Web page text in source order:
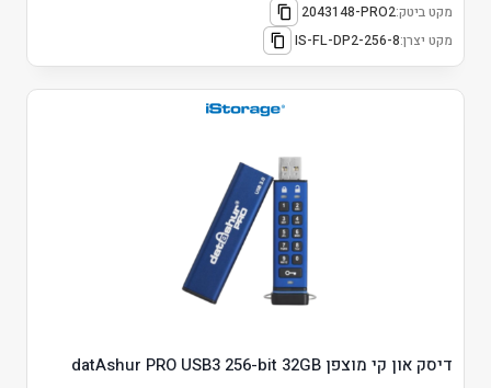
מקט ביטק:2043148-PRO2
מקט יצרן:IS-FL-DP2-256-8
דיסק און קי מוצפן datAshur PRO USB3 256-bit 32GB